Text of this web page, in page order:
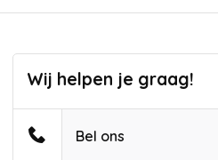
Wij helpen je graag!
Bel ons